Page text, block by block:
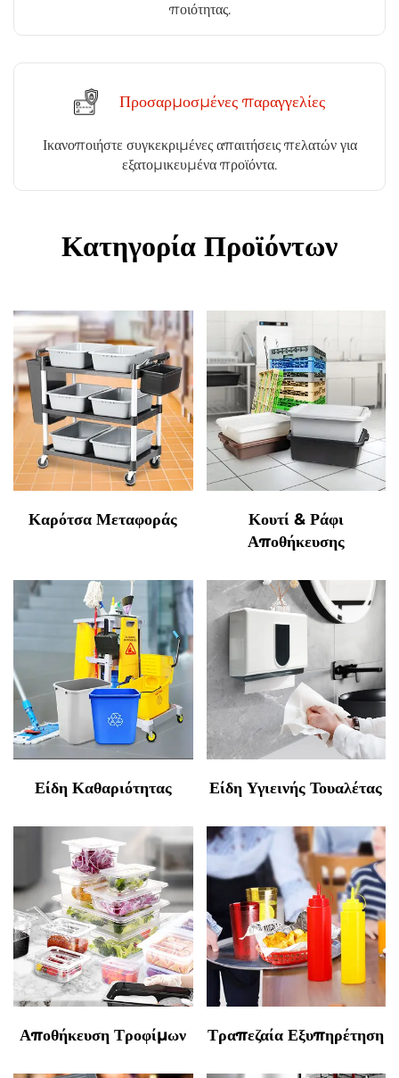
ποιότητας.
Προσαρμοσμένες παραγγελίες
Ικανοποιήστε συγκεκριμένες απαιτήσεις πελατών για
εξατομικευμένα προϊόντα.
Κατηγορία Προϊόντων
Καρότσα Μεταφοράς
Κουτί & Ράφι
Αποθήκευσης
Είδη Καθαριότητας Είδη Υγιεινής Τουαλέτας
Αποθήκευση Τροφίμων Τραπεζαία Εξυπηρέτηση